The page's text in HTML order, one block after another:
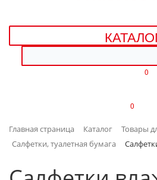
ДЕТСКИЕ ТОВАРЫ
ИНТЕРЬЕР
0
0
Главная страница Каталог
Товары
Салфетки, туалетная бумага